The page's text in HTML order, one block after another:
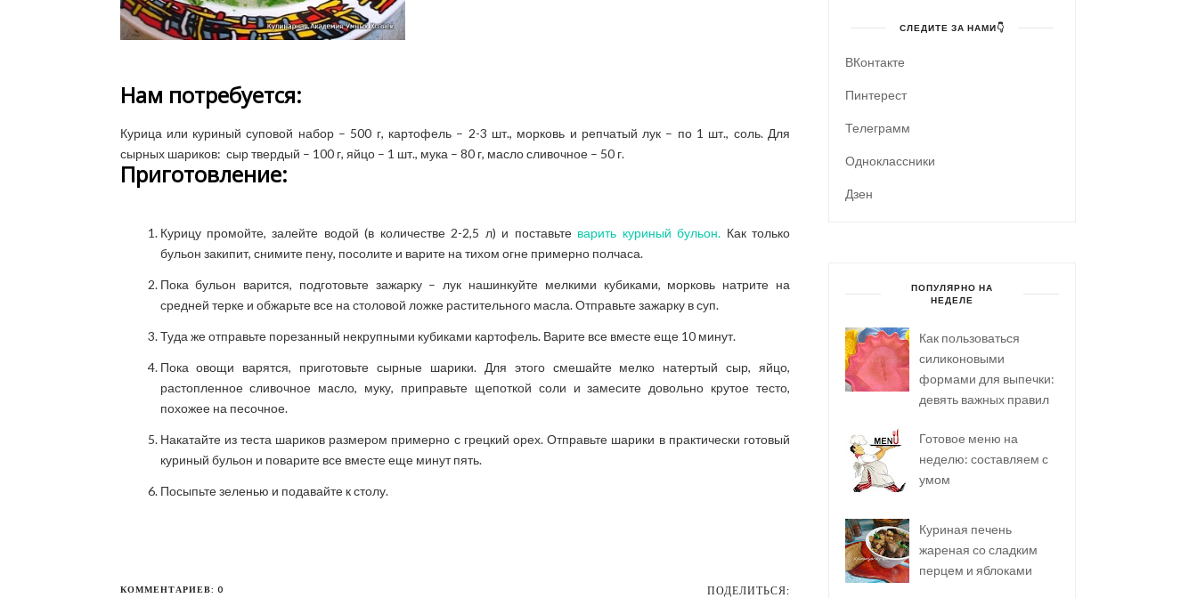
Нам потребуется:
Курица или куриный суповой набор – 500 г, картофель – 2-3 шт., морковь и репчатый лук – по 1 шт., соль. Для
сырных шариков: сыр твердый – 100 г, яйцо – 1 шт., мука – 80 г, масло сливочное – 50 г.
Приготовление:
Курицу промойте, залейте водой (в количестве 2-2,5 л) и поставьте варить куриный бульон. Как только
бульон закипит, снимите пену, посолите и варите на тихом огне примерно полчаса.
Пока бульон варится, подготовьте зажарку – лук нашинкуйте мелкими кубиками, морковь натрите на
средней терке и обжарьте все на столовой ложке растительного масла. Отправьте зажарку в суп.
Туда же отправьте порезанный некрупными кубиками картофель. Варите все вместе еще 10 минут.
Пока овощи варятся, приготовьте сырные шарики. Для этого смешайте мелко натертый сыр, яйцо,
растопленное сливочное масло, муку, приправьте щепоткой соли и замесите довольно крутое тесто,
похожее на песочное.
Накатайте из теста шариков размером примерно с грецкий орех. Отправьте шарики в практически готовый
куриный бульон и поварите все вместе еще минут пять.
Посыпьте зеленью и подавайте к столу.
КОММЕНТАРИЕВ: 0 ПОДЕЛИТЬСЯ:
СЛЕДИТЕ ЗА НАМИ👇
ВКонтакте
Пинтерест
Телеграмм
Одноклассники
Дзен
ПОПУЛЯРНО НА
НЕДЕЛЕ
Как пользоваться
силиконовыми
формами для выпечки:
девять важных правил
Готовое меню на
неделю: составляем с
умом
Куриная печень
жареная со сладким
перцем и яблоками